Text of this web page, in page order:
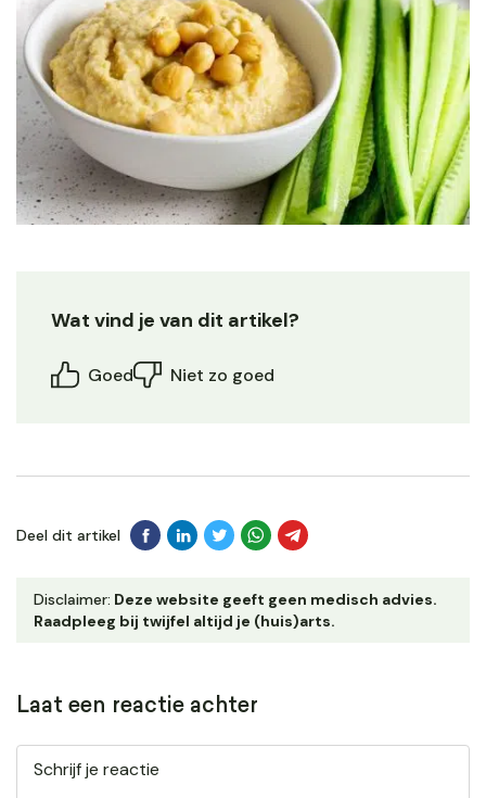
Wat vind je van dit artikel?
Goed Niet zo goed
Deel dit artikel
Disclaimer: Deze website geeft geen medisch advies.
Raadpleeg bij twijfel altijd je (huis)arts.
Laat een reactie achter